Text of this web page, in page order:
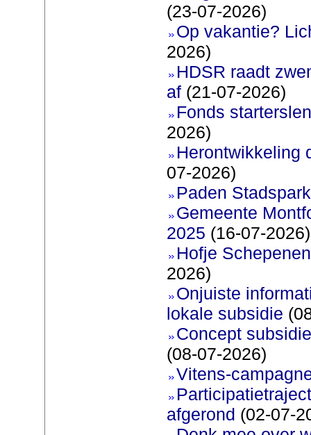
(23-07-2026)
Op vakantie?
2026)
HDSR raadt
af (21-07-2026)
Fonds
2026)
Herontwikkeling
07-2026)
Paden
Gemeente
2025 (16-07-2026)
Hofje
2026)
Onjuiste
lokale subsidie
Concept
(08-07-2026)
Vitens-
afgerond (02-07-